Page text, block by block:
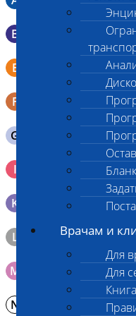
Врачам и
Для
Для
Книга
B Мазок в пробирку
E
Смывы со слизистых
физраствором 0.5 мл)
F Кал в контейнере с
G Содержимое
I
Кровь 2-3 мл. на
генетических
K Образец тканей в
L Материал берется
M Мазок на стекло
N Молоко в